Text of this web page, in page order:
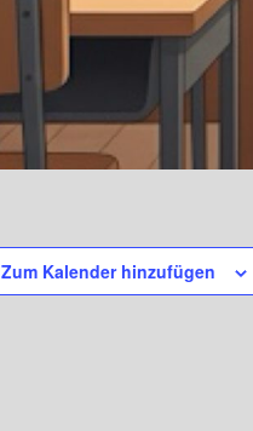
Zum Kalender hinzufügen